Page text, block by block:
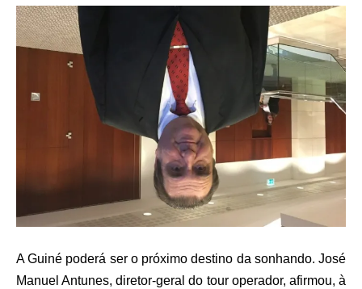
A Guiné poderá ser o próximo destino da sonhando. José
Manuel Antunes, diretor-geral do tour operador, afirmou, à